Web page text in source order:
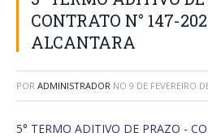
CONTRATO N° 147-
ALCANTARA
POR ADMINISTRADOR NO 9 DE FEVEREIRO
5° TERMO ADITIVO DE PRAZO -